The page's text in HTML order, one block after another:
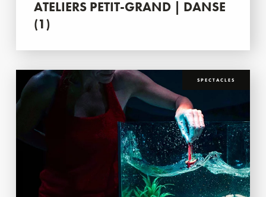
ATELIERS PETIT-GRAND | DANSE
(1)
SPECTACLES